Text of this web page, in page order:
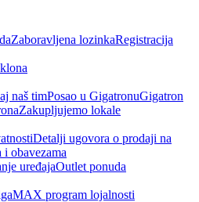
Zaboravljena lozinkaRegistracija
naš timPosao u GigatronuGigatron
Zakupljujemo lokale
Detalji ugovora o prodaji na
i obavezama
uređajaOutlet ponuda
program lojalnosti